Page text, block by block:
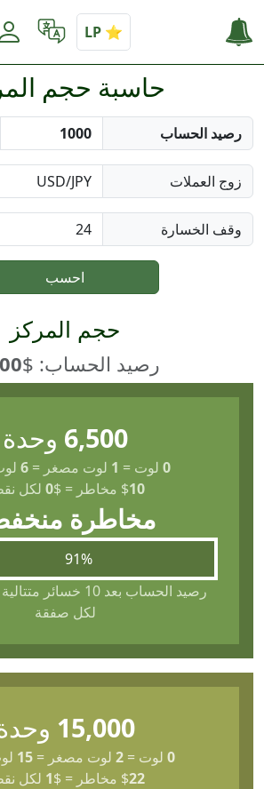
حاسبة حجم
رصيد الحساب
زوج العملات
وقف الخسارة
احسب
حجم المركز
رصيد الحساب: $
6,500 وحدة
0 لوت =
1 لوت مصغر =
6
$10 مخاطر =
$
0 لكل
مخاطرة
91%
رصيد الحساب بعد 10 خسائر متتالية بمخاطرة
لكل صفقة
15,000
0 لوت=
2 لوت مصغر=
15
$22 مخاطر =
$
1 لكل